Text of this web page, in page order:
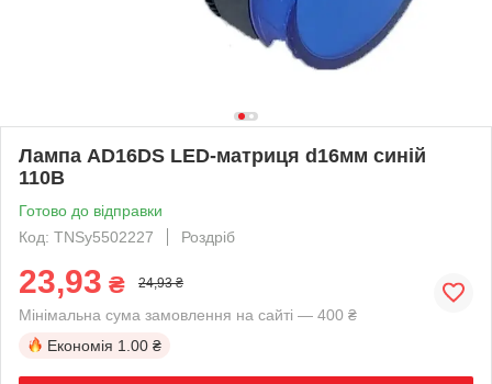
Лампа AD16DS LED-матриця d16мм синій
110В
Готово до відправки
Код: TNSy5502227
Роздріб
23,93 ₴ 24,93 ₴
Мінімальна сума замовлення на сайті — 400 ₴
Економія 1.00 ₴